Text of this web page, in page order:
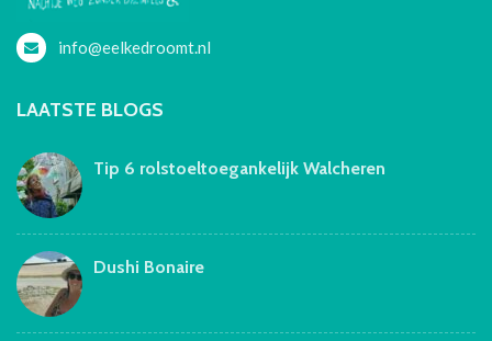
info@eelkedroomt.nl
LAATSTE BLOGS
Tip 6 rolstoeltoegankelijk Walcheren
Dushi Bonaire